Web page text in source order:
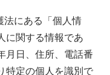
法にある「個人情
に関する情報であ
月日、住所、電話番
特定の個人を識別で